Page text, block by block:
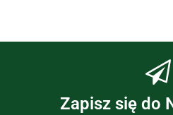
Zapisz się do